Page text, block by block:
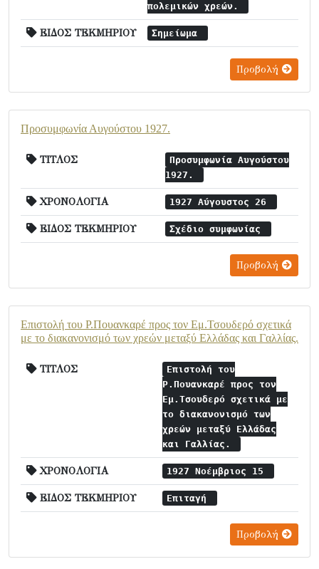
πολεμικών χρεών.
ΕΙΔΟΣ ΤΕΚΜΗΡΙΟΥ Σημείωμα
Προβολή
Προσυμφωνία Αυγούστου 1927.
ΤΙΤΛΟΣ
Προσυμφωνία Αυγούστου
1927.
ΧΡΟΝΟΛΟΓΙΑ 1927 Αύγουστος 26
ΕΙΔΟΣ ΤΕΚΜΗΡΙΟΥ Σχέδιο συμφωνίας
Προβολή
Επιστολή του Ρ.Πουανκαρέ προς τον Εμ.Τσουδερό σχετικά
με το διακανονισμό των χρεών μεταξύ Ελλάδας και Γαλλίας.
ΤΙΤΛΟΣ
Επιστολή του
Ρ.Πουανκαρέ προς τον
Εμ.Τσουδερό σχετικά με
το διακανονισμό των
χρεών μεταξύ Ελλάδας
και Γαλλίας.
ΧΡΟΝΟΛΟΓΙΑ 1927 Νοέμβριος 15
ΕΙΔΟΣ ΤΕΚΜΗΡΙΟΥ Επιταγή
Προβολή